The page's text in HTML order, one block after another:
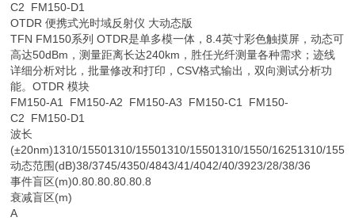
C2 FM150-D1
OTDR 便携式光时域反射仪 大动态版
TFN FM150系列 OTDR是单多模一体，8.4英寸彩色触摸屏，动态可
高达50dBm，测量距离长达240km，胜任光纤测量各种需求；迹线
详细分析对比，批量修改和打印，CSV格式输出，双向测试分析功
能。OTDR 模块
FM150-A1 FM150-A2 FM150-A3 FM150-C1 FM150-
C2 FM150-D1
波长
(±20nm)1310/15501310/15501310/15501310/1550/16251310/
动态范围(dB)38/3745/4350/4843/41/4042/40/3923/28/38/36
事件盲区(m)0.80.80.80.80.8
衰减盲区(m)
A